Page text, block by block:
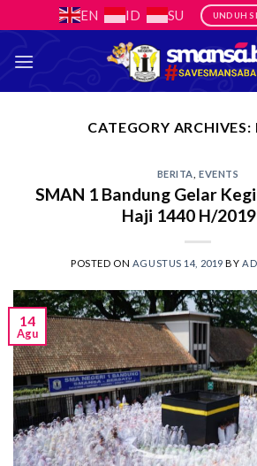
to
content
EN ID SU UNDUH
CATEGORY ARCHIVES:
BERITA ,EVENTS
SMAN 1 Bandung Gelar
Haji 1440 H/
POSTED ON AGUSTUS 14, 2019 BY
14
Agu